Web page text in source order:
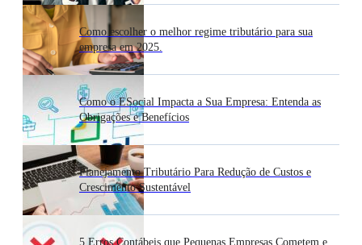
Como escolher o melhor regime tributário para sua
empresa em 2025.
Como o ESocial Impacta a Sua Empresa: Entenda as
Obrigações e Benefícios
Planejamento Tributário Para Redução de Custos e
Crescimento Sustentável
5 Erros Contábeis que Pequenas Empresas Cometem e